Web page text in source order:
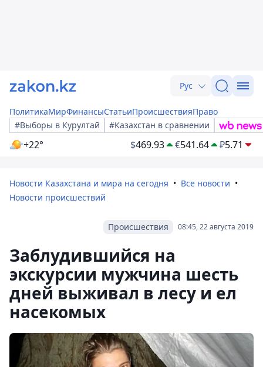
Рус
ПолитикаМирФинансыСтатьиПроисшествияПраво
#Выборы в Курултай
#Казахстан в сравнении
+22° $469.93 €541.64 ₽5.71
Новости Казахстана и мира на сегодня
Все новости
Новости происшествий
08:45, 22 августа 2019
Происшествия
Заблудившийся на
экскурсии мужчина шесть
дней выживал в лесу и ел
насекомых